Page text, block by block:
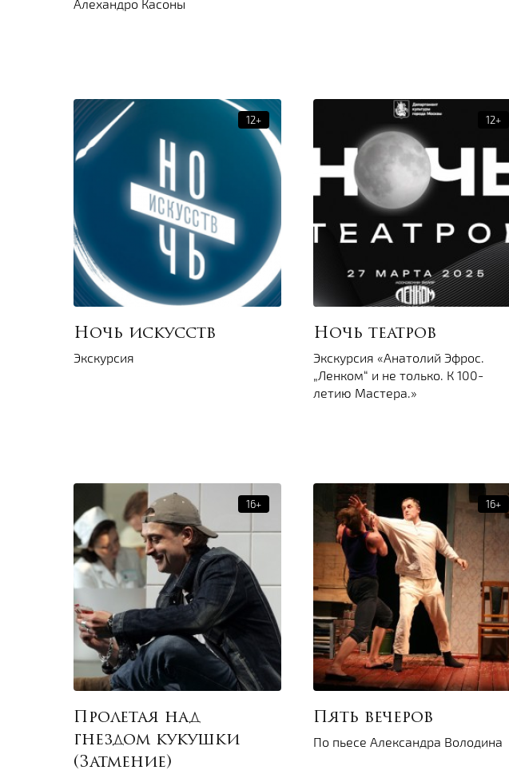
Алехандро Касоны
Ночь искусств
Экскурсия
Ночь театров
Экскурсия «Анатолий Эфрос.
„Ленком“ и не только. К 100-
летию Мастера.»
Пролетая над
гнездом кукушки
(Затмение)
Пять вечеров
По пьесе Александра Володина